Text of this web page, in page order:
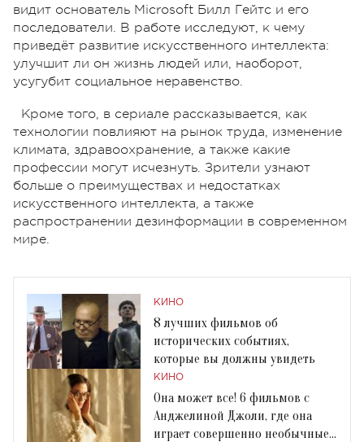
видит основатель Microsoft Билл Гейтс и его
последователи. В работе исследуют, к чему
приведёт развитие искусственного интеллекта:
улучшит ли он жизнь людей или, наоборот,
усугубит социальное неравенство.
Кроме того, в сериале рассказывается, как
технологии повлияют на рынок труда, изменение
климата, здравоохранение, а также какие
профессии могут исчезнуть. Зрители узнают
больше о преимуществах и недостатках
искусственного интеллекта, а также
распространении дезинформации в современном
мире.
КИНО
8 лучших фильмов об
исторических событиях,
которые вы должны увидеть
КИНО
Она может все! 6 фильмов с
Анджелиной Джоли, где она
играет совершенно необычные